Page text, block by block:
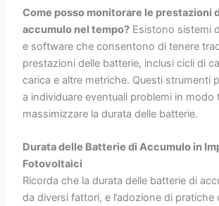
Come posso monitorare le prestazioni
accumulo nel tempo? Esistono sistemi
e software che consentono di tenere
prestazioni delle batterie, inclusi cicli di
carica e altre metriche. Questi strumenti
a individuare eventuali problemi in modo
massimizzare la durata delle batterie.
Durata delle Batterie di Accumulo in
Fotovoltaici
Ricorda che la durata delle batterie di
da diversi fattori, e l’adozione di pratiche